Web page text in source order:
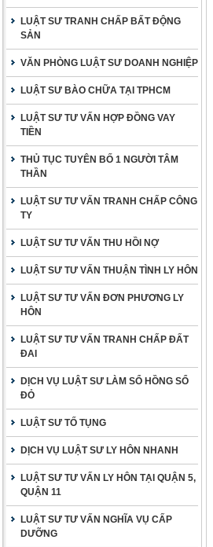
LUẬT SƯ TRANH CHẤP BẤT ĐỘNG
SẢN
VĂN PHÒNG LUẬT SƯ DOANH NGHIỆP
LUẬT SƯ BÀO CHỮA TẠI TPHCM
LUẬT SƯ TƯ VẤN HỢP ĐỒNG VAY
TIỀN
THỦ TỤC TUYÊN BỐ 1 NGƯỜI TÂM
THẦN
LUẬT SƯ TƯ VẤN TRANH CHẤP CÔNG
TY
LUẬT SƯ TƯ VẤN THU HỒI NỢ
LUẬT SƯ TƯ VẤN THUẬN TÌNH LY HÔN
LUẬT SƯ TƯ VẤN ĐƠN PHƯƠNG LY
HÔN
LUẬT SƯ TƯ VẤN TRANH CHẤP ĐẤT
ĐAI
DỊCH VỤ LUẬT SƯ LÀM SỔ HỒNG SỔ
ĐỎ
LUẬT SƯ TỐ TỤNG
DỊCH VỤ LUẬT SƯ LY HÔN NHANH
LUẬT SƯ TƯ VẤN LY HÔN TẠI QUẬN 5,
QUẬN 11
LUẬT SƯ TƯ VẤN NGHĨA VỤ CẤP
DƯỠNG